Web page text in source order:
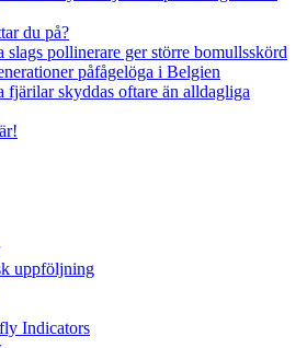
du på?
slags pollinerare ger större bomullsskörd
påfågelöga i Belgien
fjärilar skyddas oftare än alldagliga
uppföljning
Indicators